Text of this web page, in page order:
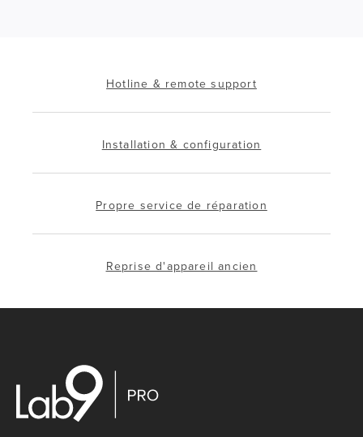
Hotline & remote support
Installation & configuration
Propre service de réparation
Reprise d'appareil ancien